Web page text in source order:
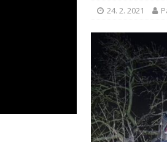
24. 2. 2021